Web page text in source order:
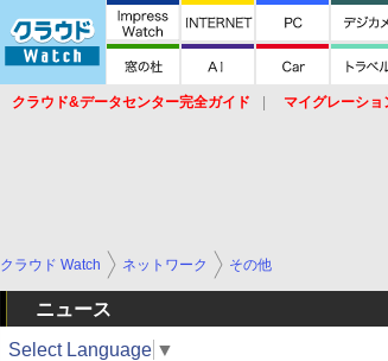
クラウド&データセンター完全ガイド マイグレーショ
クラウド Watch ネットワーク その他
ニュース
Select Language ▼